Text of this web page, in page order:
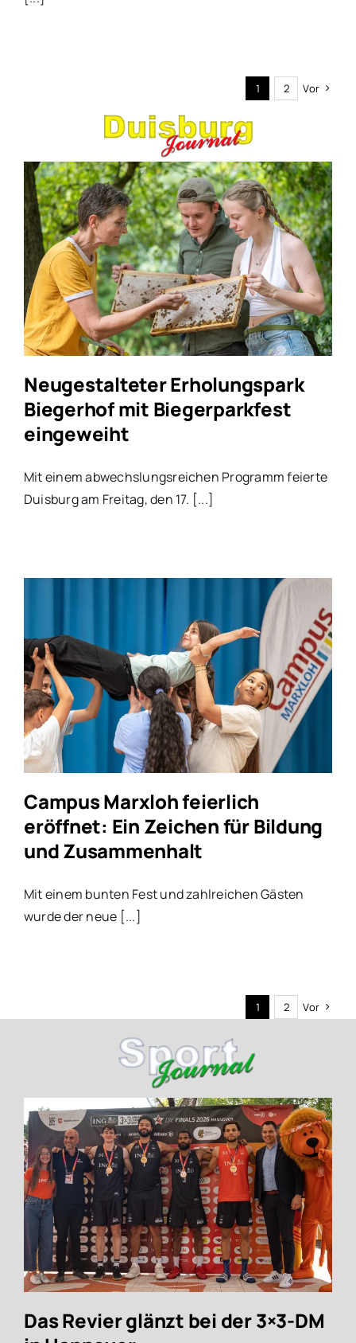
1 2 Vor
Neugestalteter Erholungspark
Biegerhof mit Biegerparkfest
eingeweiht
Mit einem abwechslungsreichen Programm feierte
Duisburg am Freitag, den 17. [...]
Campus Marxloh feierlich
eröffnet: Ein Zeichen für Bildung
und Zusammenhalt
Mit einem bunten Fest und zahlreichen Gästen
wurde der neue [...]
1 2 Vor
Das Revier glänzt bei der 3×3-DM